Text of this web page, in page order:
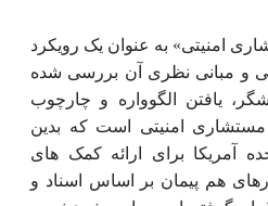
امنیتی» به عنوان یک رویکرد
و مبانی نظری آن بررسی شده
یافتن الگوواره و چارچوب
امنیتی است که بدین
آمریکا برای ارائه کمک ‏های
‏هم ‏پیمان بر اساس اسناد و